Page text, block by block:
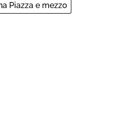
Piazza e mezzo